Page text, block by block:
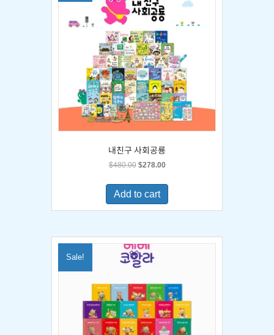
내친구 사회공룡
$480.00 Original
was:
$480.00.
$278.00Current
is:
Add to cart
Sale!